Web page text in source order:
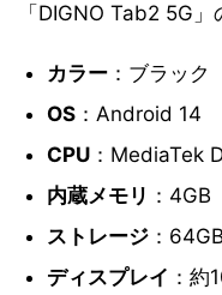
「DIGNO Tab2 5G
カラー：ブラック
OS：Android 14
CPU：MediaTek
内蔵メモリ ：4GB
ストレージ：64GB
ディスプレイ ：約